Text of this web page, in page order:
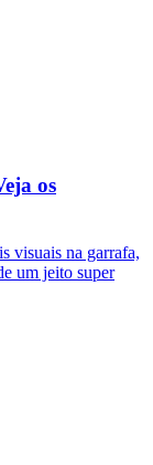
os
visuais na garrafa,
um jeito super